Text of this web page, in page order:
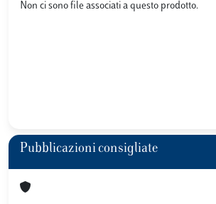
Non ci sono file associati a questo prodotto.
Pubblicazioni consigliate